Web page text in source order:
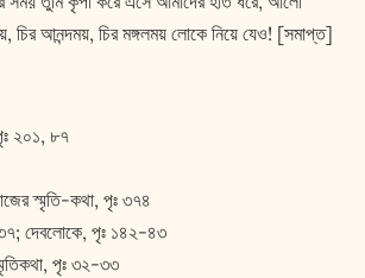
চির আনন্দময়, চির মঙ্গলময় লোকে নিয়ে যেও! [সমাপ্ত]
২০১, ৮৭
স্মৃতি-কথা, পৃঃ ৩৭৪
দেবলোকে, পৃঃ ১৪২-৪৩
পৃঃ ৩২-৩৩